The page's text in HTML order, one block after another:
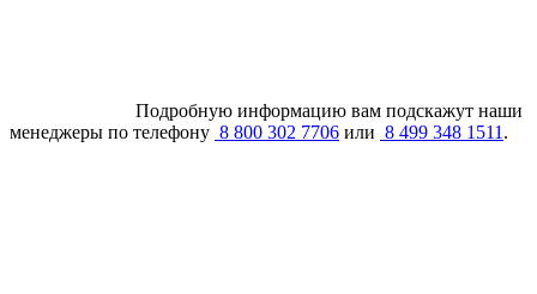
Подробную информацию вам подскажут наши
менеджеры по телефону 8 800 302 7706 или 8 499 348 1511 .